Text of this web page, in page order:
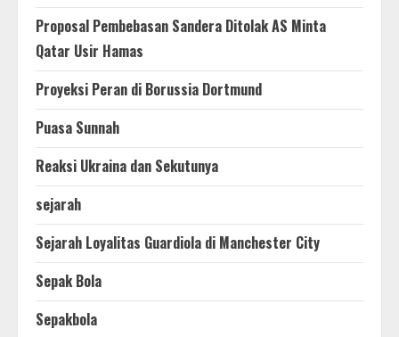
Proposal Pembebasan Sandera Ditolak AS Minta
Qatar Usir Hamas
Proyeksi Peran di Borussia Dortmund
Puasa Sunnah
Reaksi Ukraina dan Sekutunya
sejarah
Sejarah Loyalitas Guardiola di Manchester City
Sepak Bola
Sepakbola